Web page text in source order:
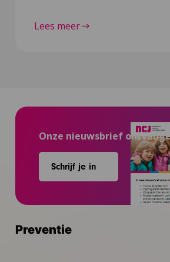
Lees meer
Onze nieuwsbrief
Schrijf je in
Preventie